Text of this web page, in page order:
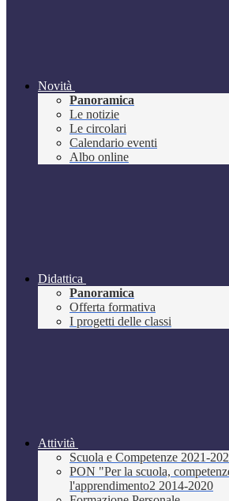
Novità
Panoramica
Le notizie
Le circolari
Calendario eventi
Albo online
Didattica
Panoramica
Offerta formativa
I progetti delle classi
Attività
Scuola e Competenze 2021-
PON "Per la scuola,
l'apprendimento2 2014-2020